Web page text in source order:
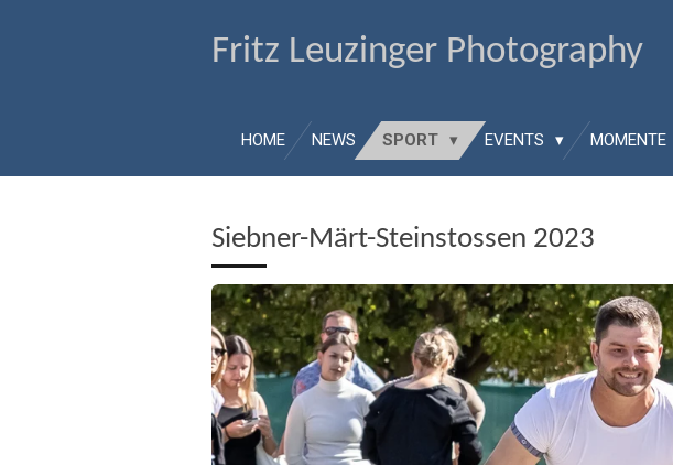
Fritz Leuzinger Photography
HOME NEWS SPORT EVENTS MOMENTE
Siebner-Märt-Steinstossen 2023